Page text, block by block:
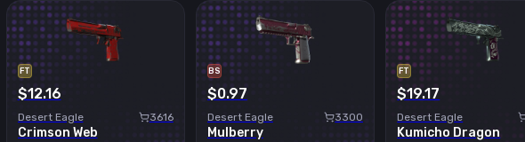
FT
$12.16
Desert Eagle 3616
Crimson Web
BS
$0.97
Desert Eagle 3300
Mulberry
FT
$19.17
Desert Eagle
Kumicho Dragon